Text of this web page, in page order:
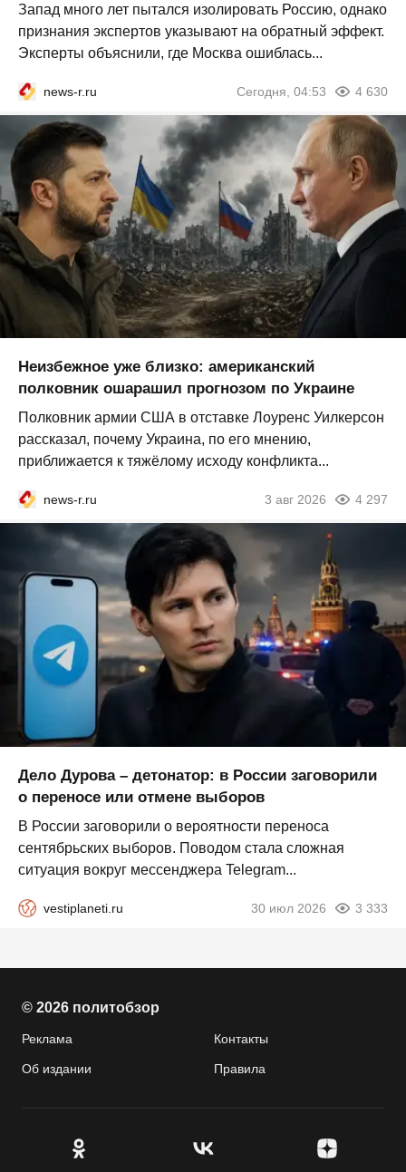
Запад много лет пытался изолировать Россию, однако
признания экспертов указывают на обратный эффект.
Эксперты объяснили, где Москва ошиблась...
news-r.ru Сегодня, 04:53 4 630
Неизбежное уже близко: американский
полковник ошарашил прогнозом по Украине
Полковник армии США в отставке Лоуренс Уилкерсон
рассказал, почему Украина, по его мнению,
приближается к тяжёлому исходу конфликта...
news-r.ru 3 авг 2026 4 297
Дело Дурова – детонатор: в России заговорили
о переносе или отмене выборов
В России заговорили о вероятности переноса
сентябрьских выборов. Поводом стала сложная
ситуация вокруг мессенджера Telegram...
vestiplaneti.ru 30 июл 2026 3 333
© 2026 политобзор
Реклама Контакты
Об издании Правила